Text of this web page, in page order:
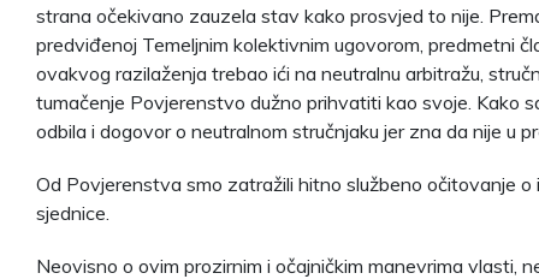
strana očekivano zauzela stav kako prosvjed to nije.
predviđenoj Temeljnim kolektivnim ugovorom, predmetni
ovakvog razilaženja trebao ići na neutralnu arbitražu,
tumačenje Povjerenstvo dužno prihvatiti kao svoje. Kako
odbila i dogovor o neutralnom stručnjaku jer zna da nije u
Od Povjerenstva smo zatražili hitno službeno očitovanje o
sjednice.
Neovisno o ovim prozirnim i očajničkim manevrima vlasti,